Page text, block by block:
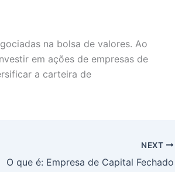
na bolsa de valores. Ao
em ações de empresas de
a carteira de
NEXT
O que é: Empresa de Capital Fechado